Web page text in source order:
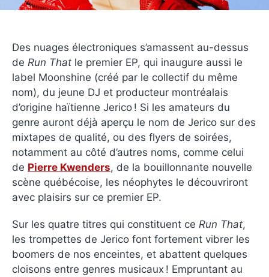
Des nuages électroniques s’amassent au-dessus
de Run That le premier EP, qui inaugure aussi le
label Moonshine (créé par le collectif du même
nom), du jeune DJ et producteur montréalais
d’origine haïtienne Jerico ! Si les amateurs du
genre auront déjà aperçu le nom de Jerico sur des
mixtapes de qualité, ou des flyers de soirées,
notamment au côté d’autres noms, comme celui
de Pierre Kwenders, de la bouillonnante nouvelle
scène québécoise, les néophytes le découvriront
avec plaisirs sur ce premier EP.
Sur les quatre titres qui constituent ce Run That,
les trompettes de Jerico font fortement vibrer les
boomers de nos enceintes, et abattent quelques
cloisons entre genres musicaux ! Empruntant au